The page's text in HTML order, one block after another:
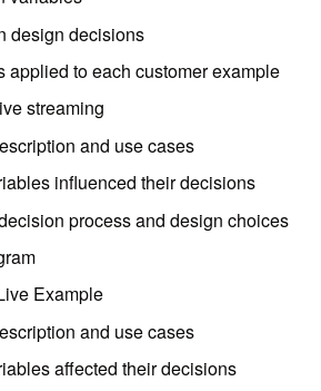
design decisions
applied to each customer example
streaming
and use cases
influenced their decisions
process and design choices
Example
and use cases
affected their decisions